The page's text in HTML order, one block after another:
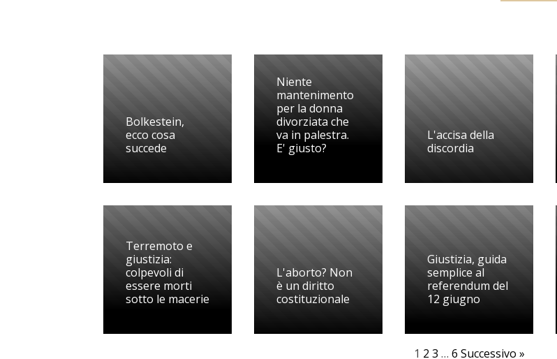
Bolkestein,
ecco cosa
succede
Niente
mantenimento
per la donna
divorziata che
va in palestra.
E' giusto?
L'accisa della
discordia
Terremoto e
giustizia:
colpevoli di
essere morti
sotto le macerie
L'aborto? Non
è un diritto
costituzionale
Giustizia, guida
semplice al
referendum del
12 giugno
1 2 3 … 6 Successivo »